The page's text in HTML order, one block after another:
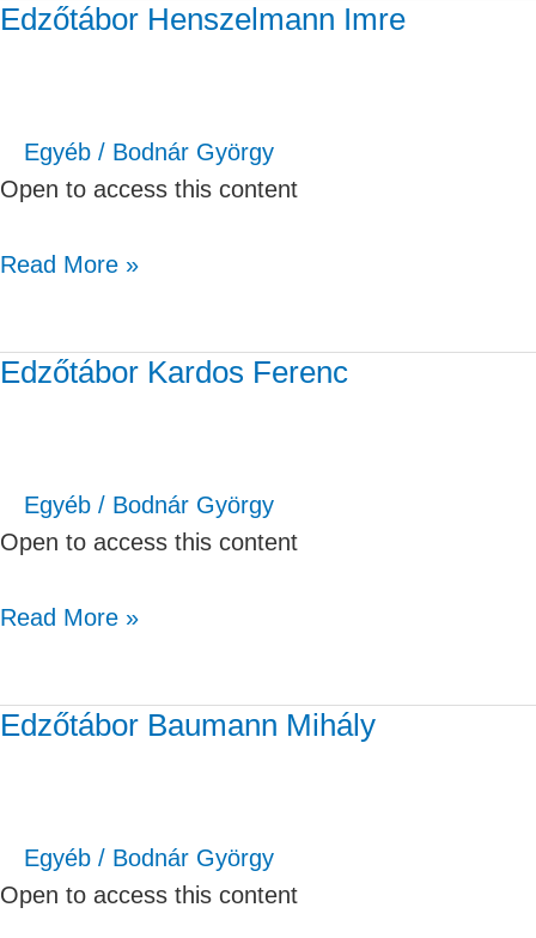
Edzőtábor Henszelmann Imre
Egyéb / Bodnár György
Open to access this content
Edzőtábor
Read More »
Edzőtábor Kardos Ferenc
Egyéb / Bodnár György
Open to access this content
Edzőtábor
Read More »
Edzőtábor Baumann Mihály
Egyéb / Bodnár György
Open to access this content
Edzőtábor